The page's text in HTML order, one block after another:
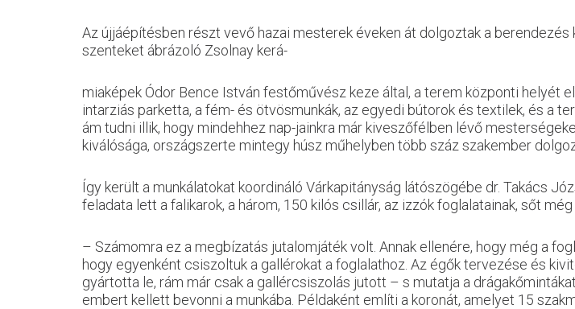
Az újjáépítésben részt vevő hazai mesterek éveken át dolgoztak a
szenteket ábrázoló Zsolnay kerá-
miaképek Ódor Bence István festőművész keze által, a terem központi helyét
intarziás parketta, a fém- és ötvösmunkák, az egyedi bútorok és textilek, és a
ám tudni illik, hogy mindehhez nap-jainkra már kiveszőfélben lévő
kiválósága, országszerte mintegy húsz műhelyben több száz szakember
Így került a munkálatokat koordináló Várkapitányság látószögébe dr. Takács
feladata lett a falikarok, a három, 150 kilós csillár, az izzók foglalatainak, sőt
– Számomra ez a megbízatás jutalomjáték volt. Annak ellenére, hogy még a
hogy egyenként csiszoltuk a gallérokat a foglalathoz. Az égők tervezése és
gyártotta le, rám már csak a gallércsiszolás jutott – s mutatja a
embert kellett bevonni a munkába. Példaként említi a koronát, amelyet 15